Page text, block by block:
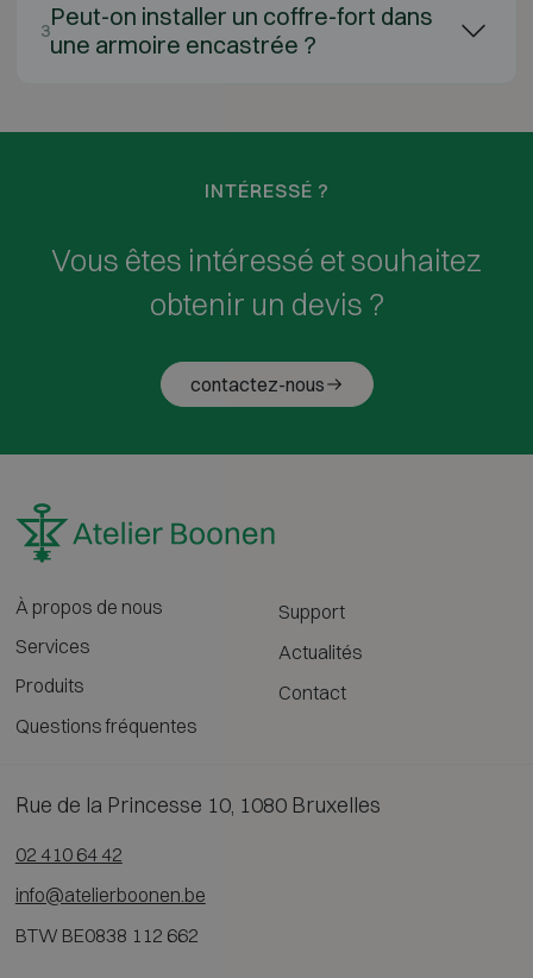
3Peut-on installer un coffre-fort dans
une armoire encastrée ?
INTÉRESSÉ ?
Vous êtes intéressé et souhaitez
obtenir un devis ?
contactez-nous
À propos de nous
Services
Produits
Questions fréquentes
Support
Actualités
Contact
Rue de la Princesse 10, 1080 Bruxelles
02 410 64 42
info@atelierboonen.be
BTW BE0838 112 662